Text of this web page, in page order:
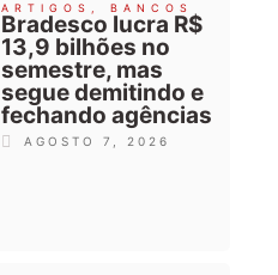
ARTIGOS BANCOS
Bradesco lucra R$
13,9 bilhões no
semestre, mas
segue demitindo e
fechando agências
AGOSTO 7, 2026